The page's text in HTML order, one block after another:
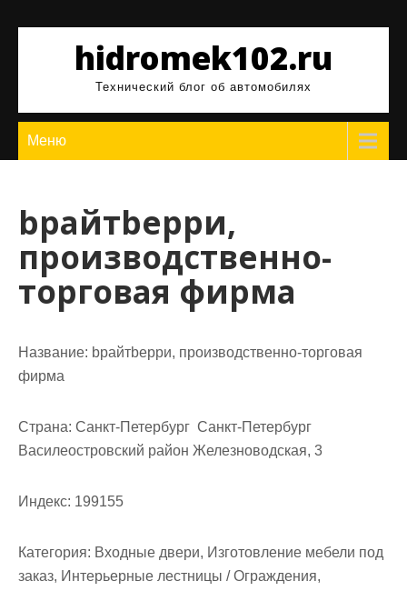
содержимомуhidromek102.ru
Технический блог об автомобилях
Меню
bрайтbерри,
производственно-
торговая фирма
Название: bрайтbерри, производственно-торговая
фирма
Страна: Санкт-Петербург Санкт-Петербург
Василеостровский район Железноводская, 3
Индекс: 199155
Категория: Входные двери, Изготовление мебели под
заказ, Интерьерные лестницы / Ограждения,